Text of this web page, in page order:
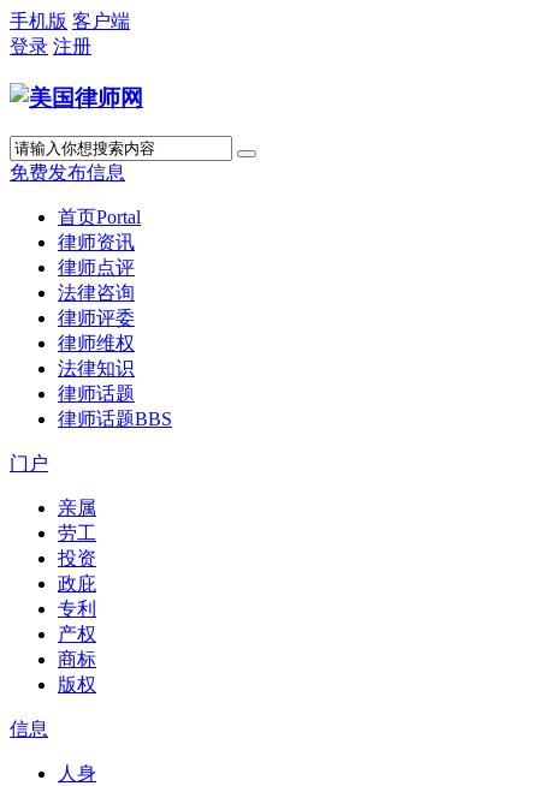
手机版 客户端
登录 注册
免费发布信息
首页Portal
律师资讯
律师点评
法律咨询
律师评委
律师维权
法律知识
律师话题
律师话题BBS
门户
亲属
劳工
投资
政庇
专利
产权
商标
版权
信息
人身